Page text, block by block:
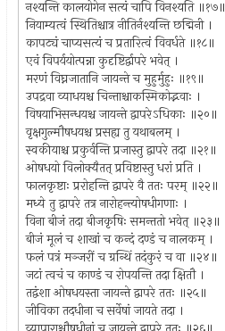
नश्यन्ति कालयोगेन सत्यं चापि विनश्यति ॥१७॥
नियाम्यत्वं स्थितिश्चात्र नीतिर्नश्यन्ति छद्मिनी ।
कापट्यं चाप्यसत्यं च प्रतारित्वं विवर्धते ॥१८॥
एवं विपर्ययोत्पन्ना कुदृष्टिर्द्वापरे भवेत् ।
मरणं विघ्नजातानि जायन्ते च मुहुर्मुहुः ॥१९॥
उपद्रवा व्याधयश्च चिन्ताश्चाकस्मिकोद्भवाः ।
विषयाभिसन्धयश्च जायन्ते द्वापरेऽधिकाः ॥२०॥
वृक्षगुल्मौषधयश्च प्रसह्य तु यथाबलम् ।
स्वकीयाश्च प्रकुर्वन्ति प्रजास्तु द्वापरे तदा ॥२१॥
ओषधयो विलोक्यैतत् प्रविष्टास्तु धरां प्रति ।
फालकृष्टाः प्ररोहन्ति द्वापरे वै ततः परम् ॥२२॥
मध्ये तु द्वापरे तत्र नारोहन्त्योषधीगणाः ।
विना बीजं तदा बीजकृषिः समन्ततो भवेत् ॥२३॥
बीजं मूलं च शाखां च कन्दं दण्डं च नालकम् ।
फलं पत्रं मञ्जरीं च ग्रन्थिं तदंकुरं च वा ॥२४॥
जटां त्वचं च काण्डं च रोपयन्ति तदा क्षितौ ।
तद्वंशा ओषधयस्ता जायन्ते द्वापरे ततः ॥२५॥
जीविका तदधीना च सर्वेषां जायते तदा ।